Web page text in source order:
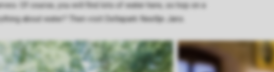
Of course, you will find lots of water here, so hop on a
about water? Then visit Deltapark Neeltje Jans.